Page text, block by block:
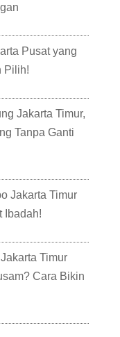
Pusat yang
Pilih!
Jakarta Timur,
Tanpa Ganti
Jakarta Timur
Ibadah!
Timur
Cara Bikin